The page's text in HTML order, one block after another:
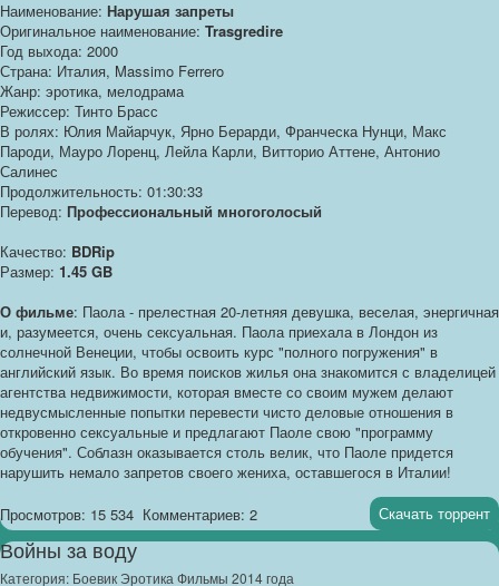
Наименование: Нарушая запреты
Оригинальное наименование: Trasgredire
Год выхода: 2000
Страна: Италия, Massimo Ferrero
Жанр: эротика, мелодрама
Режиссер: Тинто Брасс
В ролях: Юлия Майарчук, Ярно Берарди, Франческа Нунци, Макс
Пароди, Мауро Лоренц, Лейла Карли, Витторио Аттене, Антонио
Салинес
Продолжительность: 01:30:33
Перевод: Профессиональный многоголосый
Качество: BDRip
Размер: 1.45 GB
О фильме: Паола - прелестная 20-летняя девушка, веселая, энергичная
и, разумеется, очень сексуальная. Паола приехала в Лондон из
солнечной Венеции, чтобы освоить курс "полного погружения" в
английский язык. Во время поисков жилья она знакомится с владелицей
агентства недвижимости, которая вместе со своим мужем делают
недвусмысленные попытки перевести чисто деловые отношения в
откровенно сексуальные и предлагают Паоле свою "программу
обучения". Соблазн оказывается столь велик, что Паоле придется
нарушить немало запретов своего жениха, оставшегося в Италии!
Просмотров: 15 534 Комментариев: 2 Скачать торрент
Войны за воду
Категория: Боевик Эротика Фильмы 2014 года